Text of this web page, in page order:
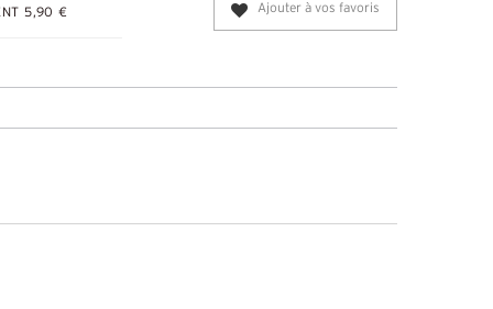
5,90 € Ajouter à vos favoris